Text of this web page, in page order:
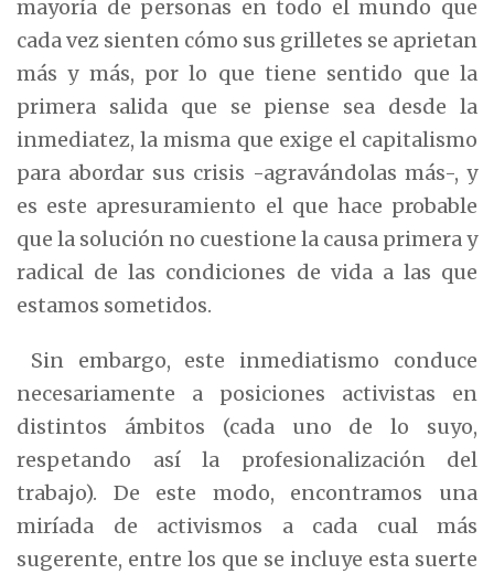
mayoría de personas en todo el mundo que
cada vez sienten cómo sus grilletes se aprietan
más y más, por lo que tiene sentido que la
primera salida que se piense sea desde la
inmediatez, la misma que exige el capitalismo
para abordar sus crisis -agravándolas más-, y
es este apresuramiento el que hace probable
que la solución no cuestione la causa primera y
radical de las condiciones de vida a las que
estamos sometidos.
Sin embargo, este inmediatismo conduce
necesariamente a posiciones activistas en
distintos ámbitos (cada uno de lo suyo,
respetando así la profesionalización del
trabajo). De este modo, encontramos una
miríada de activismos a cada cual más
sugerente, entre los que se incluye esta suerte